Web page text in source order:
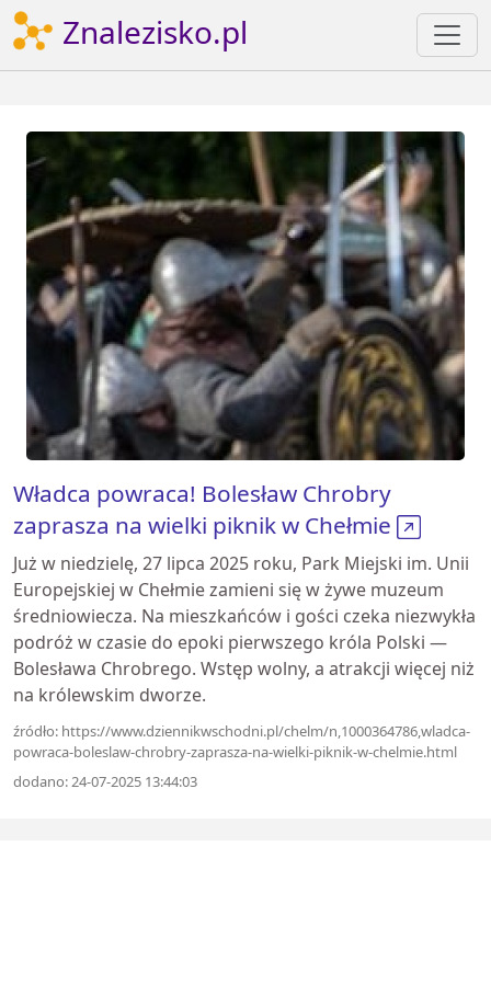
Znalezisko.pl
Władca powraca! Bolesław Chrobry
zaprasza na wielki piknik w Chełmie
Już w niedzielę, 27 lipca 2025 roku, Park Miejski im. Unii
Europejskiej w Chełmie zamieni się w żywe muzeum
średniowiecza. Na mieszkańców i gości czeka niezwykła
podróż w czasie do epoki pierwszego króla Polski —
Bolesława Chrobrego. Wstęp wolny, a atrakcji więcej niż
na królewskim dworze.
źródło: https://www.dziennikwschodni.pl/chelm/n,1000364786,wladca-
powraca-boleslaw-chrobry-zaprasza-na-wielki-piknik-w-chelmie.html
dodano: 24-07-2025 13:44:03